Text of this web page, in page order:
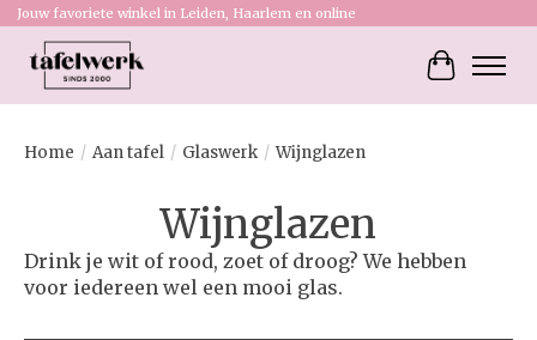
Jouw favoriete winkel in Leiden, Haarlem en online
Home / Aan tafel / Glaswerk / Wijnglazen
Wijnglazen
Drink je wit of rood, zoet of droog? We hebben
voor iedereen wel een mooi glas.